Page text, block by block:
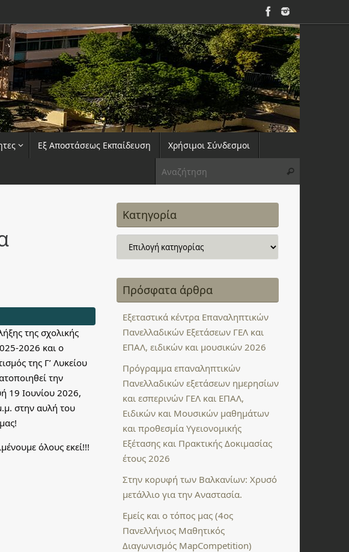
Εξ Αποστάσεως Εκπαίδευση Χρήσιμοι Σύνδεσμοι
Αναζήτηση
της σχολικής
2026 και ο
της Γ’ Λυκείου
την
19 Ιουνίου 2026,
στην αυλή του
όλους εκεί!!!
Κατηγορία
Κατηγορία
Πρόσφατα άρθρα
Εξεταστικά κέντρα Επαναληπτικών
Πανελλαδικών Εξετάσεων ΓΕΛ και
ΕΠΑΛ, ειδικών και μουσικών 2026
Πρόγραμμα επαναληπτικών
Πανελλαδικών εξετάσεων ημερησίων
και εσπερινών ΓΕΛ και ΕΠΑΛ,
Ειδικών και Μουσικών μαθημάτων
και προθεσμία Υγειονομικής
Εξέτασης και Πρακτικής Δοκιμασίας
έτους 2026
Στην κορυφή των Βαλκανίων: Χρυσό
μετάλλιο για την Αναστασία.
Εμείς και ο τόπος μας (4ος
Πανελλήνιος Μαθητικός
Διαγωνισμός MapCompetition)